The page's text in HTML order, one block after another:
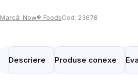
Marcă: Now® FoodsCod: 23678
Descriere Produse conexe